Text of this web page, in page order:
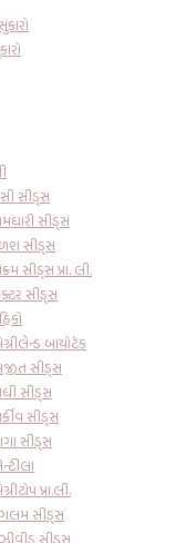
સીડ્સ
સીડ્સ
સીડ્સ
સીડ્સ પ્રા. લી.
સીડ્સ
બાયોટેક
સીડ્સ
સીડ્સ
સીડ્સ
સીડ્સ
પ્રા.લી.
સીડ્સ